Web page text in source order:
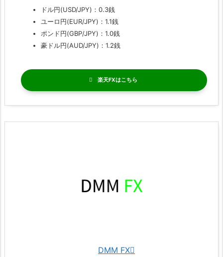
ドル円(USD/JPY)：0.3銭
ユーロ円(EUR/JPY)：1.1銭
ポンド円(GBP/JPY)：1.0銭
豪ドル円(AUD/JPY)：1.2銭
楽天FX
DMM FX